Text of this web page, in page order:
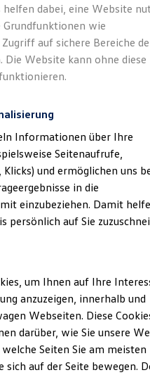
Leasing
Leasing
bei Volkswagen
Modelle
Passat.
helfen dabei, eine Website
Grundfunktionen wie
auf sichere Bereiche
Die Website kann ohne diese
Informationen über Ihre
Seitenaufrufe,
und ermöglichen uns
in die
einzubeziehen. Damit
persönlich auf Sie
um Ihnen auf Ihre
anzuzeigen, innerhalb und
Webseiten. Diese
darüber, wie Sie unsere
Seiten Sie am meisten
sich auf der Seite bewegen.